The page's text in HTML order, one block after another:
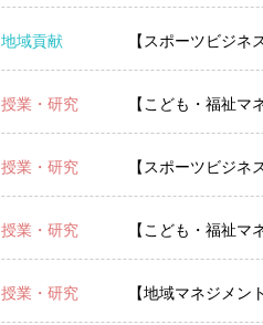
地域貢献 【スポーツビジネ
授業・研究 【こども・福祉
授業・研究 【スポーツビジ
授業・研究 【こども・福祉
授業・研究 【地域マネジメ